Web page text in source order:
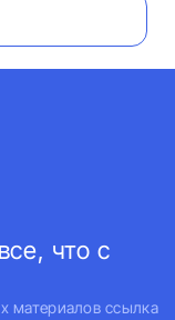
что с
материалов ссылка